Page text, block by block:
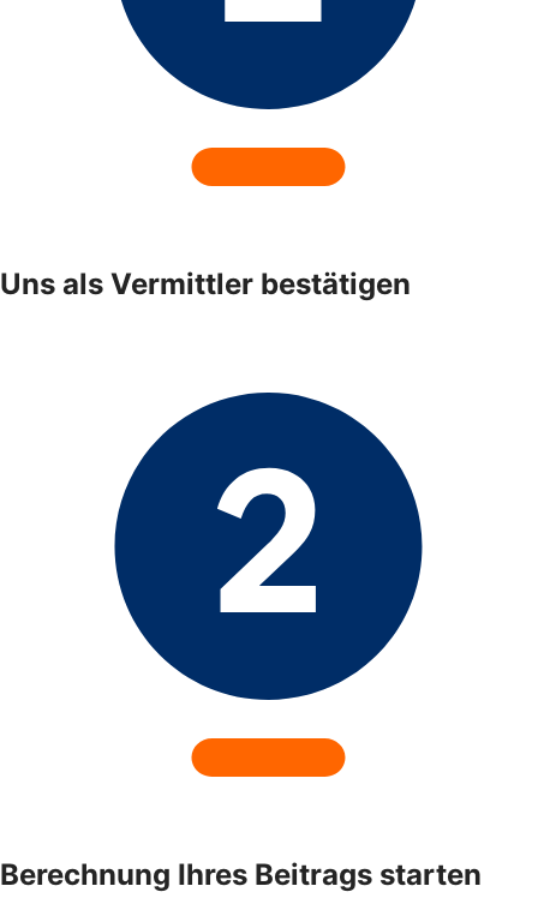
Uns als Vermittler bestätigen
Berechnung Ihres Beitrags starten